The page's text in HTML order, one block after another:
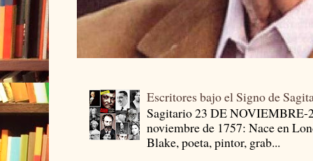
Escritores bajo el Signo de
Sagitario 23 DE
noviembre de 1757: Nace en
Blake, poeta, pintor, grab...